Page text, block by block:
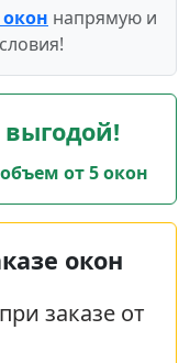
напрямую и
выгодой!
от 5 окон
окон
заказе от